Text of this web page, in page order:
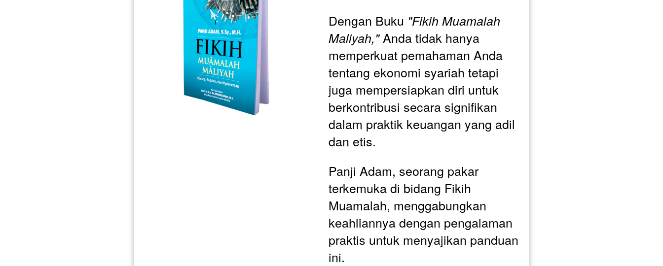
Dengan Buku "Fikih Muamalah
Maliyah," Anda tidak hanya
memperkuat pemahaman Anda
tentang ekonomi syariah tetapi
juga mempersiapkan diri untuk
berkontribusi secara signifikan
dalam praktik keuangan yang adil
dan etis.
Panji Adam, seorang pakar
terkemuka di bidang Fikih
Muamalah, menggabungkan
keahliannya dengan pengalaman
praktis untuk menyajikan panduan
ini.